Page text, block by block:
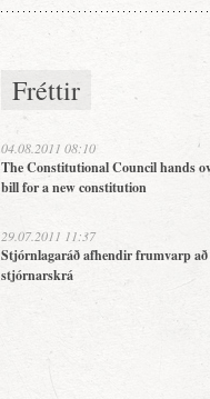
Fréttir
04.08.2011 08:10
The Constitutional Council hands
bill for a new constitution
29.07.2011 11:37
Stjórnlagaráð afhendir frumvarp
stjórnarskrá